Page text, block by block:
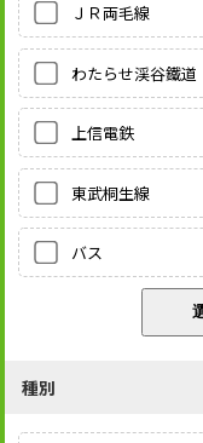
ＪＲ両毛線
わたらせ渓谷鐵道
上信電鉄
東武桐生線
バス
種別